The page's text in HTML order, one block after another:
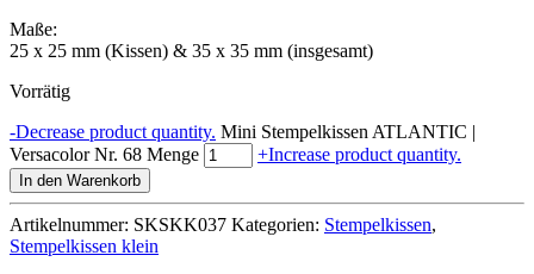
Maße:
25 x 25 mm (Kissen) & 35 x 35 mm (insgesamt)
Vorrätig
-Decrease product quantity. Mini Stempelkissen ATLANTIC |
Versacolor Nr. 68 Menge
+Increase product quantity.
In den Warenkorb
Artikelnummer: SKSKK037 Kategorien: Stempelkissen,
Stempelkissen klein